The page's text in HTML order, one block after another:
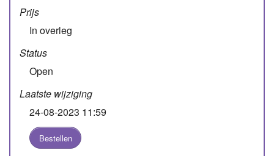
Prijs
In overleg
Status
Open
Laatste wijziging
24-08-2023 11:59
Bestellen